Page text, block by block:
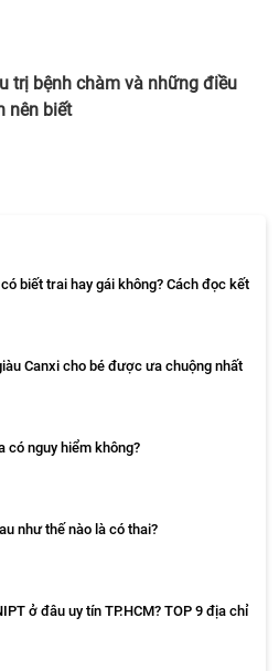
trị bệnh chàm và những điều
nên biết
biết trai hay gái không? Cách đọc kết
Canxi cho bé được ưa chuộng nhất
có nguy hiểm không?
như thế nào là có thai?
ở đâu uy tín TP.HCM? TOP 9 địa chỉ